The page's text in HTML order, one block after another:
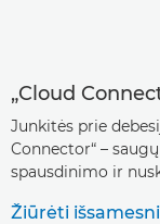
„Cloud
Junkitės prie
Connector“ –
spausdinimo ir
Žiūrėti